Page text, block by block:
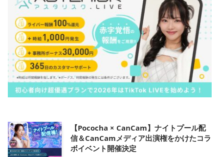
【Pococha × CanCam】ナイトプール配
信＆CanCamメディア出演権をかけたコラ
ボイベント開催決定